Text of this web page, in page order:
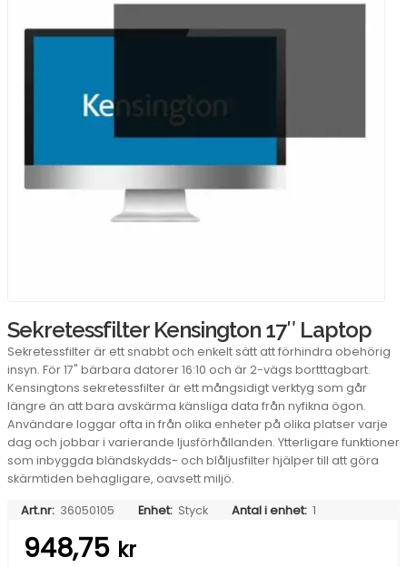
Sekretessfilter Kensington 17″ Laptop
Sekretessfilter är ett snabbt och enkelt sätt att förhindra obehörig
insyn. För 17" bärbara datorer 16:10 och är 2-vägs bortttagbart.
Kensingtons sekretessfilter är ett mångsidigt verktyg som går
längre än att bara avskärma känsliga data från nyfikna ögon.
Användare loggar ofta in från olika enheter på olika platser varje
dag och jobbar i varierande ljusförhållanden. Ytterligare funktioner
som inbyggda bländskydds- och blåljusfilter hjälper till att göra
skärmtiden behagligare, oavsett miljö.
Art.nr: 36050105 Enhet: Styck Antal i enhet: 1
948,75 kr